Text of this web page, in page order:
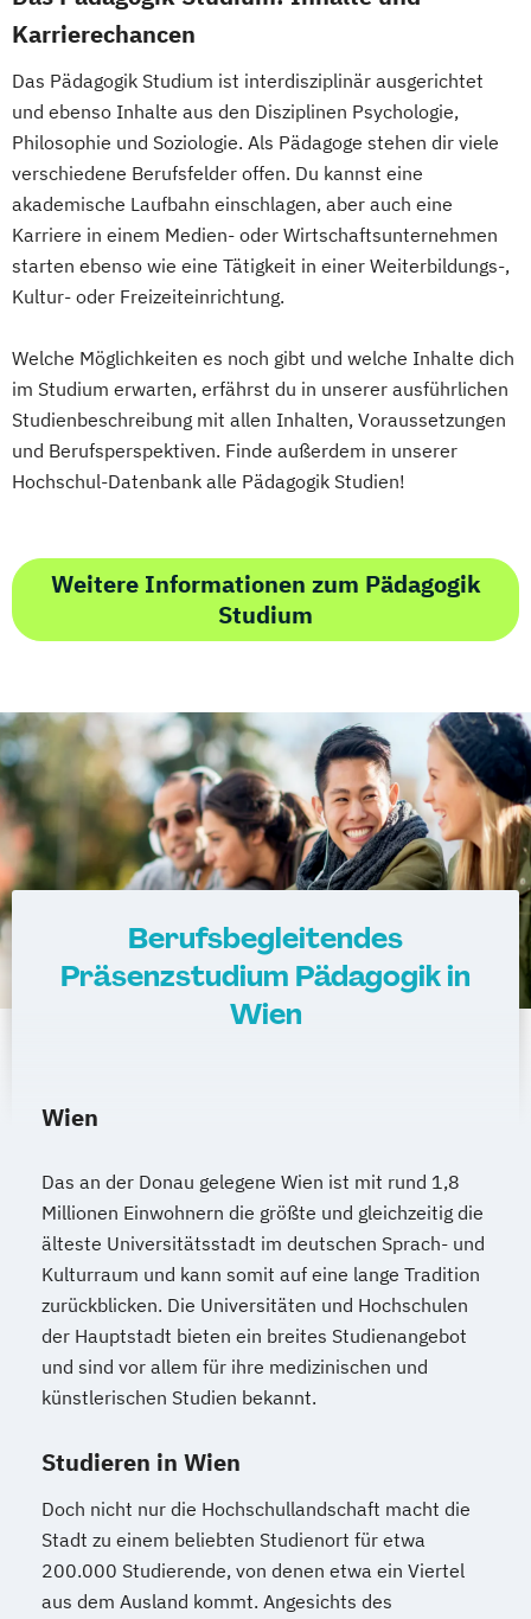
Packaging Technology and Sustainability
Physiotherapie
Radiologietechnologie
Simulation in Health Care
Software Design and Engineering
Sonography Soziale Arbeit
Sozialraumorientierte und Klinische Soziale
Arbeit
Sozialwirtschaft
Sustainability Assessment and Resource
Sustainable Packaging Design and
Technology
Tax Consulting
Tax Management
Technical Management*
Karrierechancen
Das Pädagogik Studium ist interdisziplinär ausgerichtet
und ebenso Inhalte aus den Disziplinen Psychologie,
Philosophie und Soziologie. Als Pädagoge stehen dir viele
verschiedene Berufsfelder offen. Du kannst eine
akademische Laufbahn einschlagen, aber auch eine
Karriere in einem Medien- oder Wirtschaftsunternehmen
starten ebenso wie eine Tätigkeit in einer Weiterbildungs-,
Kultur- oder Freizeiteinrichtung.
Welche Möglichkeiten es noch gibt und welche Inhalte dich
im Studium erwarten, erfährst du in unserer ausführlichen
Studienbeschreibung mit allen Inhalten, Voraussetzungen
und Berufsperspektiven. Finde außerdem in unserer
Hochschul-Datenbank alle Pädagogik Studien!
Weitere Informationen zum Pädagogik
Studium
Berufsbegleitendes
Präsenzstudium Pädagogik in
Wien
Wien
Das an der Donau gelegene Wien ist mit rund 1,8
Millionen Einwohnern die größte und gleichzeitig die
älteste Universitätsstadt im deutschen Sprach- und
Kulturraum und kann somit auf eine lange Tradition
zurückblicken. Die Universitäten und Hochschulen
der Hauptstadt bieten ein breites Studienangebot
und sind vor allem für ihre medizinischen und
künstlerischen Studien bekannt.
Studieren in Wien
Doch nicht nur die Hochschullandschaft macht die
Stadt zu einem beliebten Studienort für etwa
200.000 Studierende, von denen etwa ein Viertel
aus dem Ausland kommt. Angesichts des